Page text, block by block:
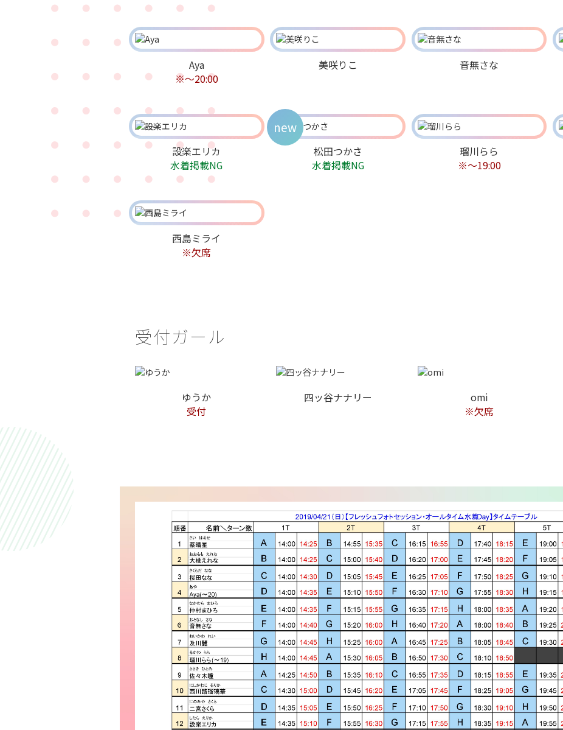
Aya
※〜20:00
美咲りこ 音無さな
設楽エリカ
水着掲載NG
松田つかさ
水着掲載NG
new
瑠川らら
※〜19:00
西島ミライ
※欠席
受付ガール
ゆうか
受付
四ッ谷ナナリー
omi
※欠席